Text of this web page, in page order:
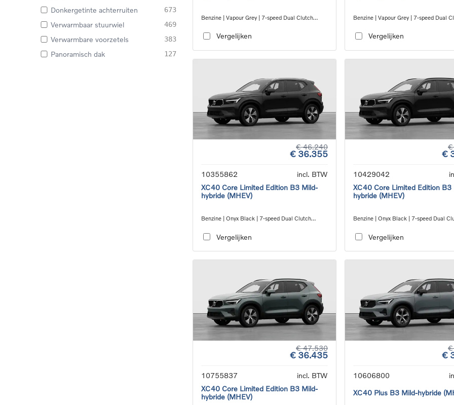
Donkergetinte achterruiten
673
Verwarmbaar stuurwiel 469
Verwarmbare voorzetels 383
Panoramisch dak 127
Benzine | Vapour Grey | 7-speed Dual Clutch
Vergelijken
Benzine | Vapour Grey | 7-speed Dual
Vergelijken
€ 46.240
€ 36.355
10355862
incl. BTW
XC40 Core Limited Edition B3 Mild-
hybride (MHEV)
Benzine | Onyx Black | 7-speed Dual Clutch
Vergelijken
€
€
10429042
XC40 Core Limited Edition B3
hybride (MHEV)
Benzine | Onyx Black | 7-speed Dual
Vergelijken
€ 47.530
€ 36.435
10755837
incl. BTW
XC40 Core Limited Edition B3 Mild-
hybride (MHEV)
€
€
10606800
XC40 Plus B3 Mild-hybride